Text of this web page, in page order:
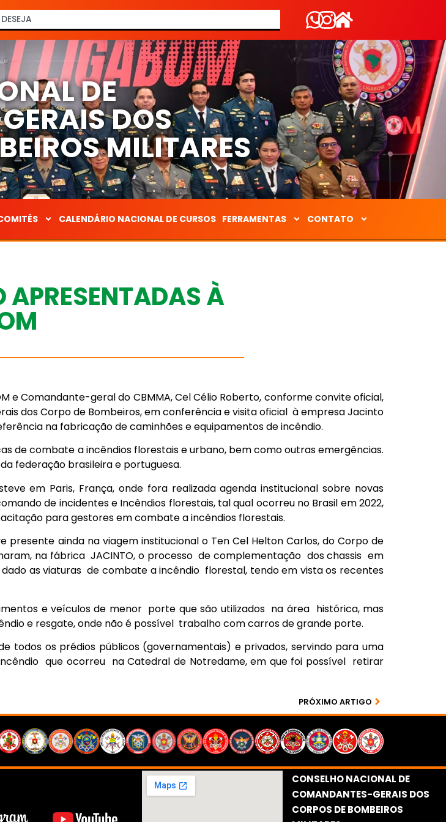
DE
DOS
MILITARES
CALENDÁRIO NACIONAL DE CURSOS FERRAMENTAS CONTATO
À
e Comandante-geral do CBMMA, Cel Célio Roberto, conforme convite oficial,
dos Corpo de Bombeiros, em conferência e visita oficial à empresa Jacinto
na fabricação de caminhões e equipamentos de incêndio.
de combate a incêndios florestais e urbano, bem como outras emergências.
federação brasileira e portuguesa.
em Paris, França, onde fora realizada agenda institucional sobre novas
de incidentes e Incêndios florestais, tal qual ocorreu no Brasil em 2022,
para gestores em combate a incêndios florestais.
presente ainda na viagem institucional o Ten Cel Helton Carlos, do Corpo de
na fábrica JACINTO, o processo de complementação dos chassis em
as viaturas de combate a incêndio florestal, tendo em vista os recentes
e veículos de menor porte que são utilizados na área histórica, mas
e resgate, onde não é possível trabalho com carros de grande porte.
todos os prédios públicos (governamentais) e privados, servindo para uma
que ocorreu na Catedral de Notredame, em que foi possível retirar
PRÓXIMO ARTIGO
CONSELHO NACIONAL DE
COMANDANTES-GERAIS DOS
CORPOS DE BOMBEIROS